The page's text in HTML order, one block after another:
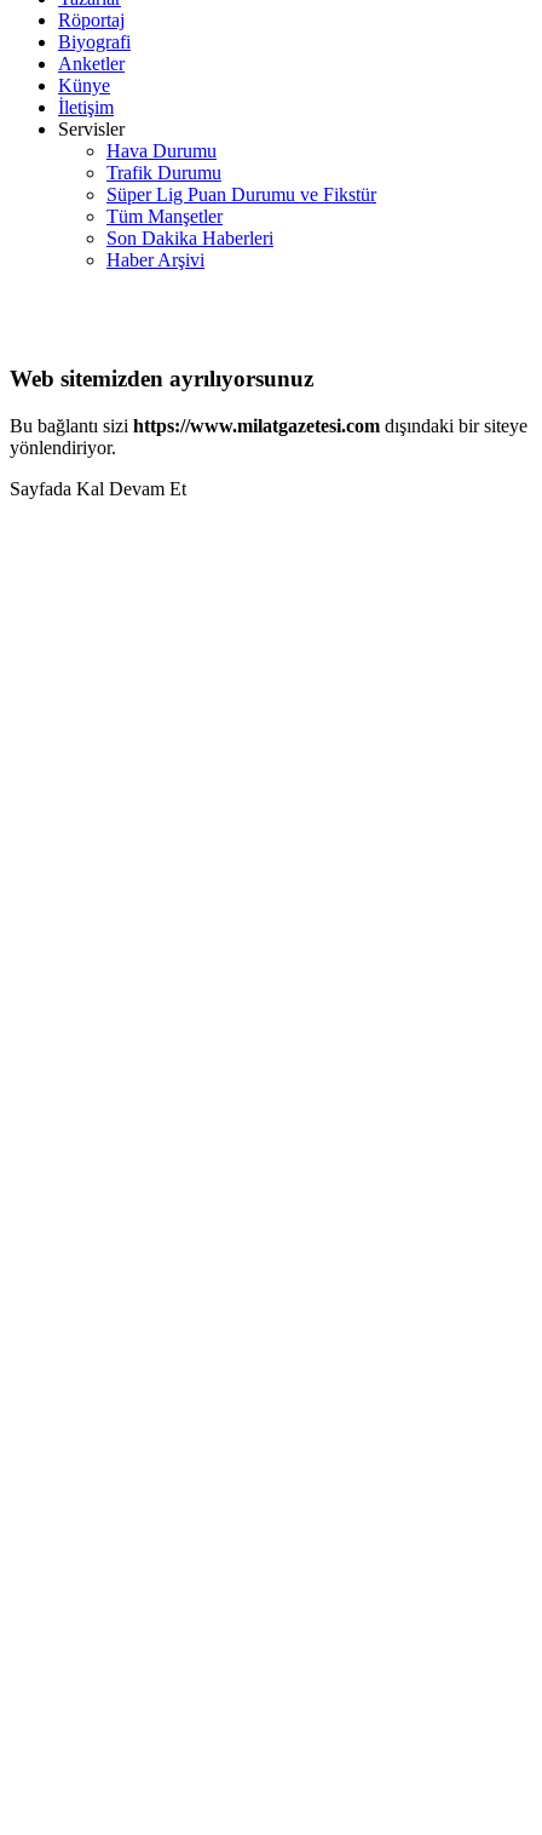
Röportaj
Biyografi
Anketler
Künye
İletişim
Servisler
Hava Durumu
Trafik Durumu
Süper Lig Puan Durumu ve Fikstür
Tüm Manşetler
Son Dakika Haberleri
Haber Arşivi
Web sitemizden ayrılıyorsunuz
Bu bağlantı sizi https://www.milatgazetesi.com dışındaki bir siteye
yönlendiriyor.
Sayfada Kal Devam Et